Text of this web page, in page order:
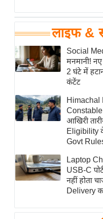
घरेलू नुस्खे
पर्यटन स्थल
फिटनेस मंत्रा
रिलेशनशिप
राजनीति
विश्लेषण
समसामयिक
मातृभूमि
एम.
आर.
आई.
समीक्षा
लाइफ &
Social
मनमानी!
2 घंटे में
कंटेंट
Himachal
आखिरी
Eligibility
Govt
Laptop
USB-C
नहीं होता
Delivery का